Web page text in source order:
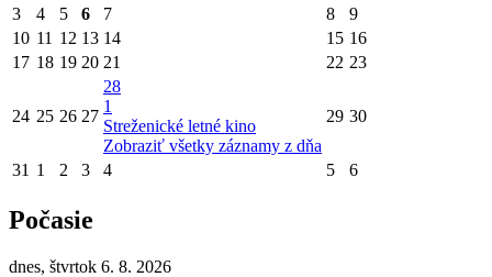
3 4 5 6 7 8
9
10 11 12 13 14 15 16
17 18 19 20 21 22 23
24 25 26 27
28
1
Streženické letné kino
Zobraziť všetky záznamy z dňa
29 30
31 1 2 3 4 5 6
Počasie
dnes, štvrtok 6. 8. 2026